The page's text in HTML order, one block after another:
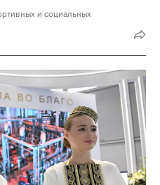
и социальных